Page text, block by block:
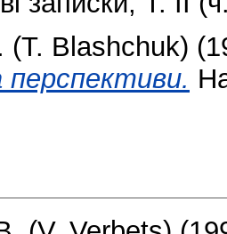
Blashchuk)